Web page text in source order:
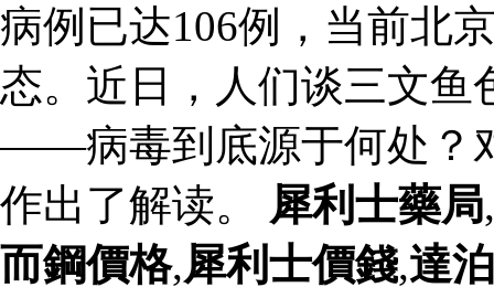
病例已达106例，当前北
态。近日，人们谈三文
——病毒到底源于何处？
作出了解读。 犀利士藥局,
而鋼價格,犀利士價錢,達